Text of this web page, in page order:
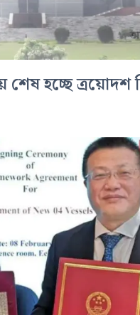
হচ্ছে ত্রয়োদশ